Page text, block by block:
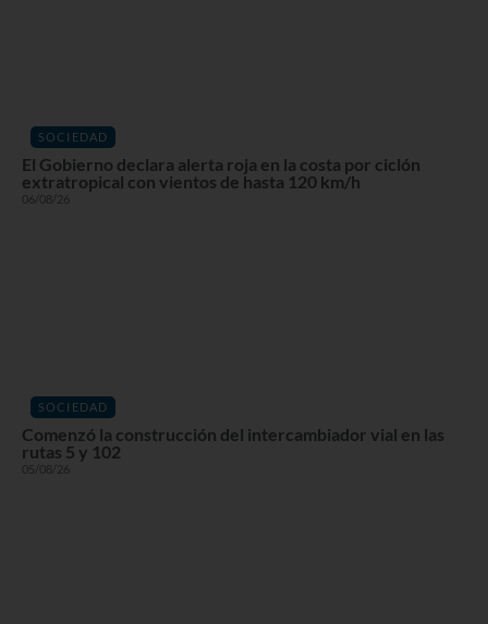
SOCIEDAD
El Gobierno declara alerta roja en la costa por ciclón
extratropical con vientos de hasta 120 km/h
06/08/26
SOCIEDAD
Comenzó la construcción del intercambiador vial en las
rutas 5 y 102
05/08/26